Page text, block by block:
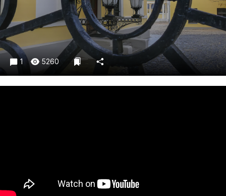
Общество
Погода
Праздники
Происшествия
Спорт
Экономика и бизнес
Клиника года
1 5260